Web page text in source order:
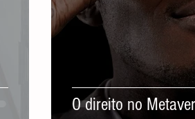
O direito no